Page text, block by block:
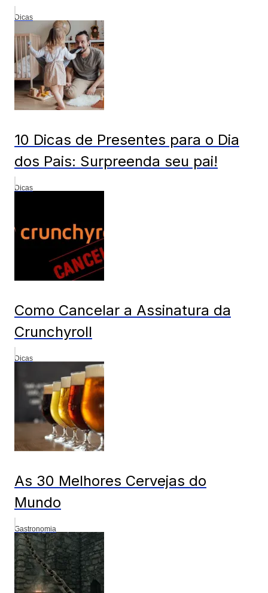
Dicas
10 Dicas de Presentes para o Dia
dos Pais: Surpreenda seu pai!
Dicas
Como Cancelar a Assinatura da
Crunchyroll
Dicas
As 30 Melhores Cervejas do
Mundo
Gastronomia